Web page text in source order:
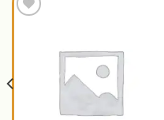
المنتجات
المفضلة